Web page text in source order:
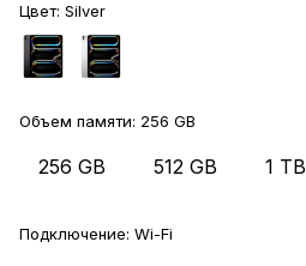
Цвет: Silver
Объем памяти: 256 GB
256 GB 512 GB 1 TB
Подключение: Wi-Fi